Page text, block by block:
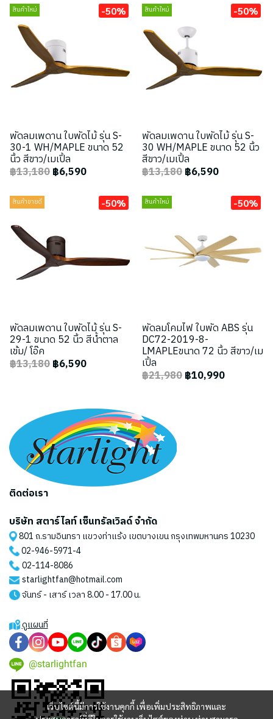
สินค้าใหม่ -50%
พัดลมเพดาน ใบพัดไม้ รุ่น S-
30-1 WH/MAPLE ขนาด 52
นิ้ว สีขาว/เมเปิ้ล
฿13,180฿6,590
สินค้าใหม่ -50%
พัดลมเพดาน ใบพัดไม้ รุ่น S-
30 WH/MAPLE ขนาด 52 นิ้ว
สีขาว/เมเปิ้ล
฿13,180฿6,590
สินค้าขายดี -50%
พัดลมเพดาน ใบพัดไม้ รุ่น S-
29-1 ขนาด 52 นิ้ว สีน้ำตาล
เข้ม/ โอ๊ค
฿13,180฿6,590
สินค้าใหม่ -50%
พัดลมโคมไฟ ใบพัด ABS รุ่น
DC72-2019-8-
LMAPLEขนาด 72 นิ้ว สีขาว/เม
เปิ้ล
฿21,980฿10,990
เว็บไซต์นี้มีการใช้งานคุกกี้ เพื่อเพิ่มประสิทธิภาพและ
ติดต่อเรา
บริษัท สตาร์ไลท์ เซ็นทรัลเวิลด์ จำกัด
801 ถ.รามอินทรา แขวงท่าแร้ง เขตบางเขน กรุงเทพมหานคร 10230
02-946-5971-4
02-114-8086
starlightfan@hotmail.com
จันทร์ - เสาร์ เวลา 8.00 - 17.00 น.
ดูแผนที่
@starlightfan